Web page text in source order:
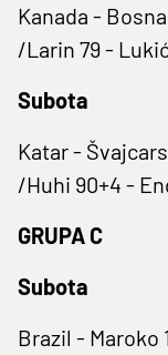
Kanada -
/Larin 79 -
Subota
Katar -
/Huhi 90+4 -
GRUPA C
Subota
Brazil - Maroko